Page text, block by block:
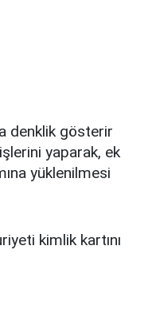
denklik gösterir
yaparak, ek
yüklenilmesi
kimlik kartını